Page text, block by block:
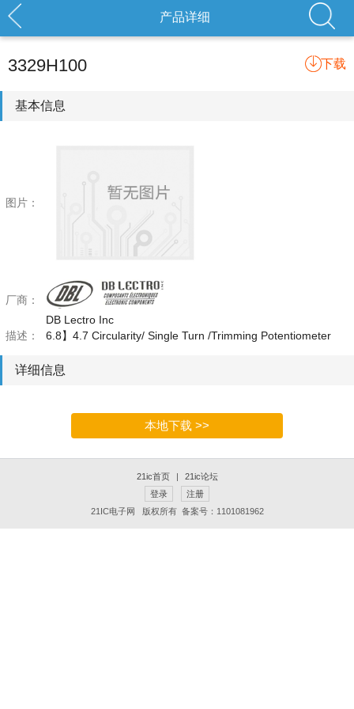
产品详细
3329H100 下载
基本信息
图片：
厂商：
DB Lectro Inc
描述：
6.8】4.7 Circularity/ Single Turn /Trimming Potentiometer
详细信息
本地下载 >>
21ic首页 |
21ic论坛
登录
注册
21IC电子网 版权所有 备案号：1101081962